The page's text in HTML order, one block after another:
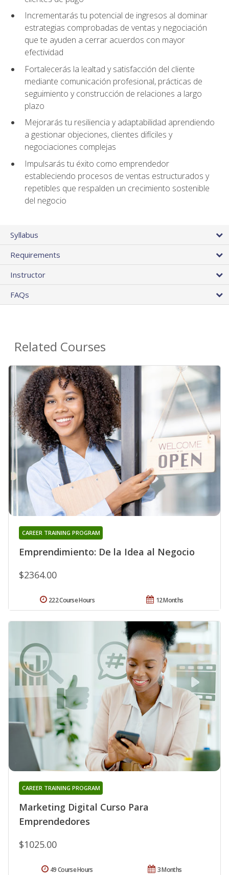
Incrementarás tu potencial de ingresos al dominar
estrategias comprobadas de ventas y negociación
que te ayuden a cerrar acuerdos con mayor
efectividad
Fortalecerás la lealtad y satisfacción del cliente
mediante comunicación profesional, prácticas de
seguimiento y construcción de relaciones a largo
plazo
Mejorarás tu resiliencia y adaptabilidad aprendiendo
a gestionar objeciones, clientes difíciles y
negociaciones complejas
Impulsarás tu éxito como emprendedor
estableciendo procesos de ventas estructurados y
repetibles que respalden un crecimiento sostenible
del negocio
Syllabus
Requirements
Instructor
FAQs
Related Courses
Emprendimiento: De la Idea al Negocio
CAREER TRAINING PROGRAM
$2364.00
12 Months
222 Course Hours
Marketing Digital Curso Para
Emprendedores
CAREER TRAINING PROGRAM
$1025.00
3 Months
49 Course Hours